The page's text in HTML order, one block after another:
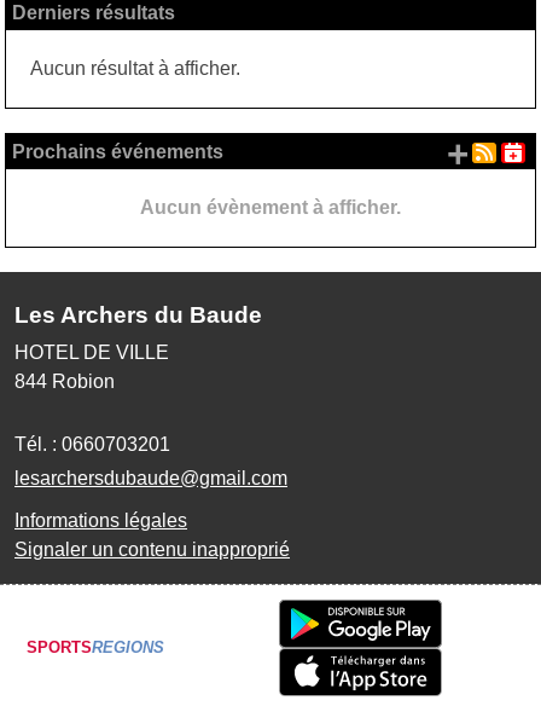
Derniers résultats
Aucun résultat à afficher.
Prochains événements
Aucun évènement à afficher.
+
Les Archers du Baude
HOTEL DE VILLE
844 Robion
Tél. : 0660703201
lesarchersdubaude@gmail.com
Informations légales
Signaler un contenu inapproprié
SPORTSREGIONS